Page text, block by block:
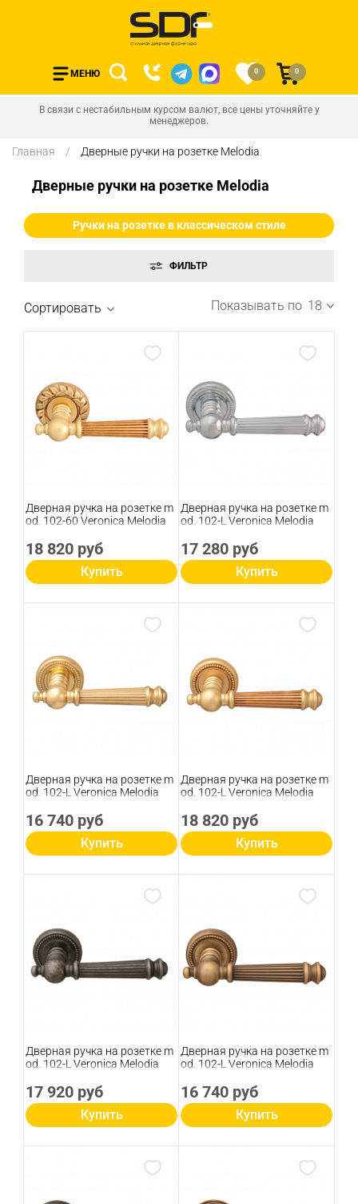
МЕНЮ 0 0
В связи с нестабильным курсом валют, все цены уточняйте у
менеджеров.
Главная Дверные ручки на розетке Melodia
Дверные ручки на розетке Melodia
Ручки на розетке в классическом стиле
Сортировать Показывать по 18
Дверная ручка на розетке m
od. 102-60 Veronica Melodia
18 820 руб
Купить
Дверная ручка на розетке m
od. 102-L Veronica Melodia
17 280 руб
Купить
Дверная ручка на розетке m
od. 102-L Veronica Melodia
16 740 руб
Купить
Дверная ручка на розетке m
od. 102-L Veronica Melodia
18 820 руб
Купить
Дверная ручка на розетке m
od. 102-L Veronica Melodia
17 920 руб
Купить
Дверная ручка на розетке m
od. 102-L Veronica Melodia
16 740 руб
Купить